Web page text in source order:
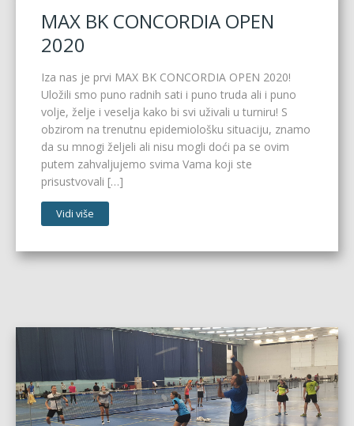
MAX BK CONCORDIA OPEN
2020
Iza nas je prvi MAX BK CONCORDIA OPEN 2020!
Uložili smo puno radnih sati i puno truda ali i puno
volje, želje i veselja kako bi svi uživali u turniru! S
obzirom na trenutnu epidemiološku situaciju, znamo
da su mnogi željeli ali nisu mogli doći pa se ovim
putem zahvaljujemo svima Vama koji ste
prisustvovali […]
Vidi više